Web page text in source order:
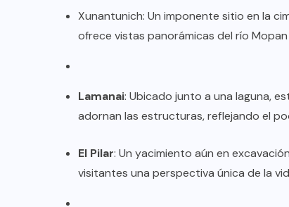
Xunantunich: Un imponente sitio en la
ofrece vistas panorámicas del río
Lamanai: Ubicado junto a una laguna,
adornan las estructuras, reflejando el
El Pilar: Un yacimiento aún en
visitantes una perspectiva única de la